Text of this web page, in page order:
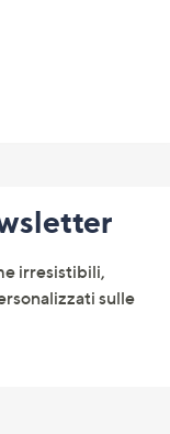
irresistibili,
sulle